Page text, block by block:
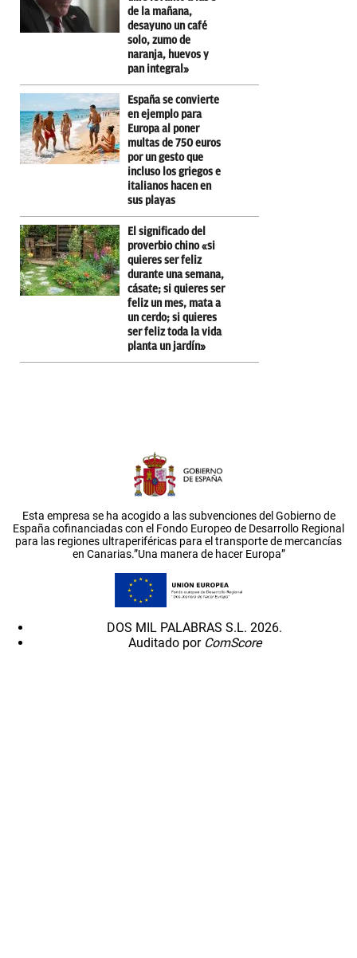
de la mañana,
desayuno un café
solo, zumo de
naranja, huevos y
pan integral»
España se convierte
en ejemplo para
Europa al poner
multas de 750 euros
por un gesto que
incluso los griegos e
italianos hacen en
sus playas
El significado del
proverbio chino «si
quieres ser feliz
durante una semana,
cásate; si quieres ser
feliz un mes, mata a
un cerdo; si quieres
ser feliz toda la vida
planta un jardín»
Esta empresa se ha acogido a las subvenciones del Gobierno de
España cofinanciadas con el Fondo Europeo de Desarrollo Regional
para las regiones ultraperiféricas para el transporte de mercancías
en Canarias.”Una manera de hacer Europa”
DOS MIL PALABRAS S.L. 2026.
Auditado por ComScore